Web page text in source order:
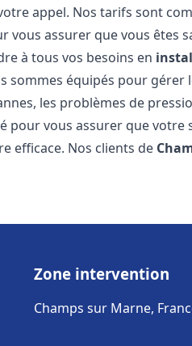
appel. Nos tarifs sont
vous assurer que vous êtes
à tous vos besoins en
sommes équipés pour gérer
les problèmes de
pour vous assurer que
efficace. Nos clients de
Zone intervention
Champs sur Marne,